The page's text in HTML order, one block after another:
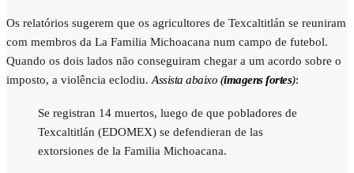
Os relatórios sugerem que os agricultores de Texcaltitlán se reuniram
com membros da La Familia Michoacana num campo de futebol.
Quando os dois lados não conseguiram chegar a um acordo sobre o
imposto, a violência eclodiu.Assista abaixo (imagens fortes):
Se registran 14 muertos, luego de que pobladores de
Texcaltitlán (EDOMEX) se defendieran de las
extorsiones de la Familia Michoacana.